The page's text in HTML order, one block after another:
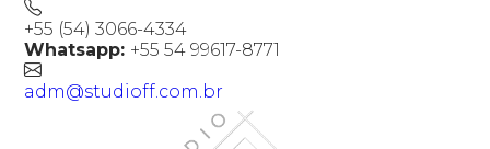
+55 (54) 3066-4334
Whatsapp: +55 54 99617-8771
adm@studioff.com.br